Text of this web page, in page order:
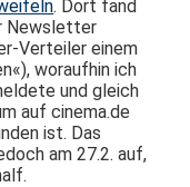
. Dort fand
Newsletter
Verteiler einem
woraufhin ich
und gleich
auf cinema.de
ist. Das
am 27.2. auf,